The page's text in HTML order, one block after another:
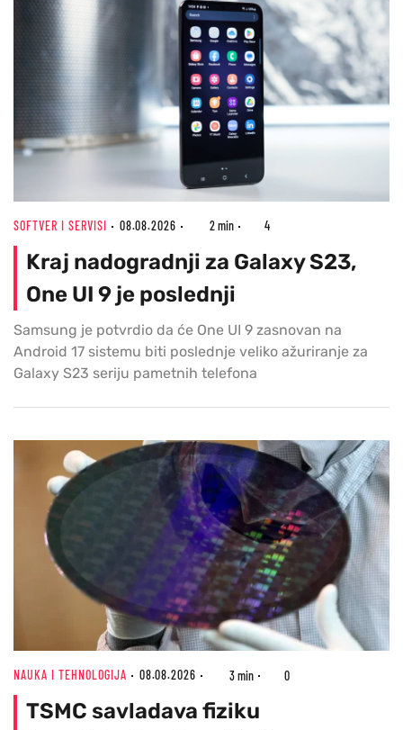
SOFTVER I SERVISI 08.08.2026 2 min 4
Kraj nadogradnji za Galaxy S23,
One UI 9 je poslednji
Samsung je potvrdio da će One UI 9 zasnovan na
Android 17 sistemu biti poslednje veliko ažuriranje za
Galaxy S23 seriju pametnih telefona
NAUKA I TEHNOLOGIJA 08.08.2026 3 min 0
TSMC savladava fiziku